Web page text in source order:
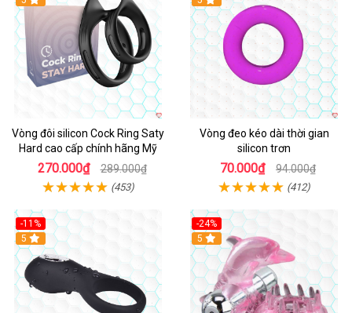
Vòng đôi silicon Cock Ring Saty
Hard cao cấp chính hãng Mỹ
270.000₫ 289.000₫
(453)
Vòng đeo kéo dài thời gian
silicon trơn
70.000₫ 94.000₫
(412)
-11%
5
-24%
5